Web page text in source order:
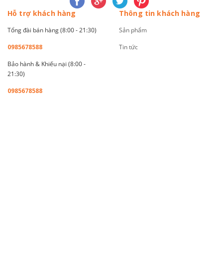
Hỗ trợ khách hàng
Tổng đài bán hàng (8:00 - 21:30)
0985678588
Bảo hành & Khiếu nại (8:00 -
21:30)
0985678588
Thông tin khách hàng
Sản phẩm
Tin tức